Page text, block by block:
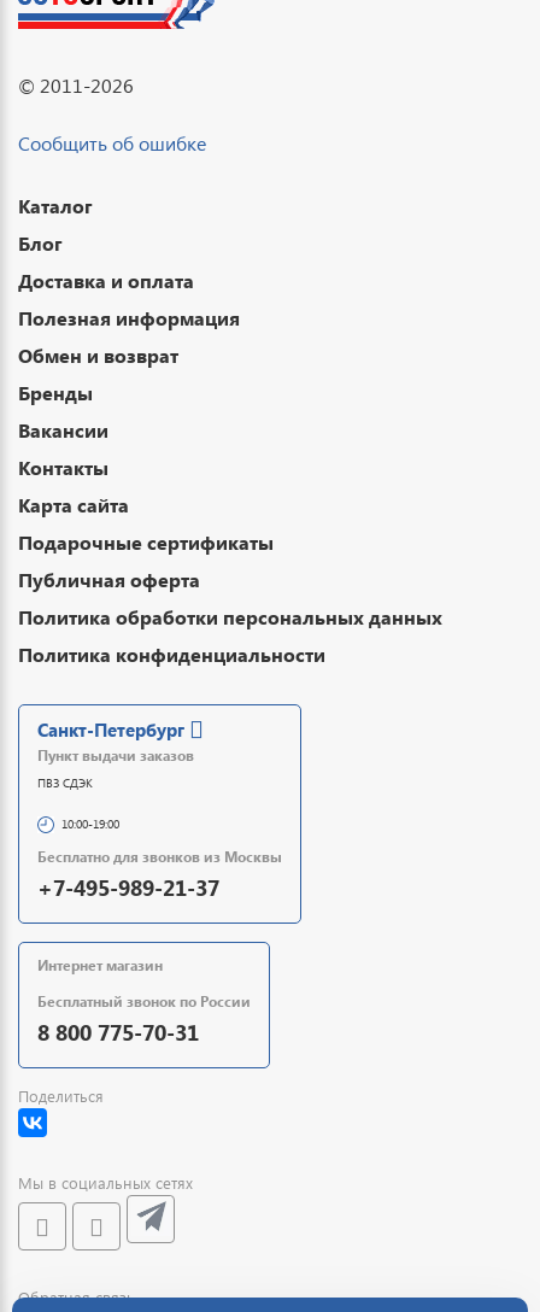
© 2011-2026
Сообщить об ошибке
Каталог
Блог
Доставка и оплата
Полезная информация
Обмен и возврат
Бренды
Вакансии
Контакты
Карта сайта
Подарочные сертификаты
Публичная оферта
Политика обработки персональных данных
Политика конфиденциальности
Санкт-Петербург
Пункт выдачи заказов
ПВЗ СДЭК
10:00-19:00
Бесплатно для звонков из Москвы
+7-495-989-21-37
Интернет магазин
Бесплатный звонок по России
8 800 775-70-31
Поделиться
Мы в социальных сетях
Обратная связь